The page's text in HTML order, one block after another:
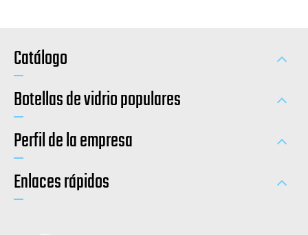
Catálogo
Botellas de vidrio populares
Perfil de la empresa
Enlaces rápidos